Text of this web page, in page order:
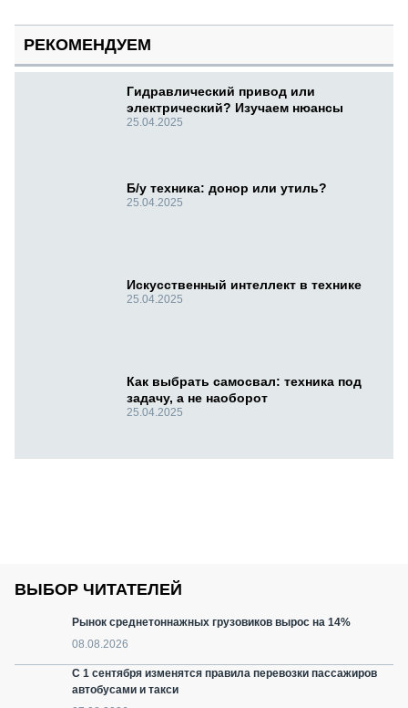
РЕКОМЕНДУЕМ
Гидравлический привод или
электрический? Изучаем нюансы
25.04.2025
Б/у техника: донор или утиль?
25.04.2025
Искусственный интеллект в технике
25.04.2025
Как выбрать самосвал: техника под
задачу, а не наоборот
25.04.2025
ВЫБОР ЧИТАТЕЛЕЙ
Рынок среднетоннажных грузовиков вырос на 14%
08.08.2026
С 1 сентября изменятся правила перевозки пассажиров
автобусами и такси